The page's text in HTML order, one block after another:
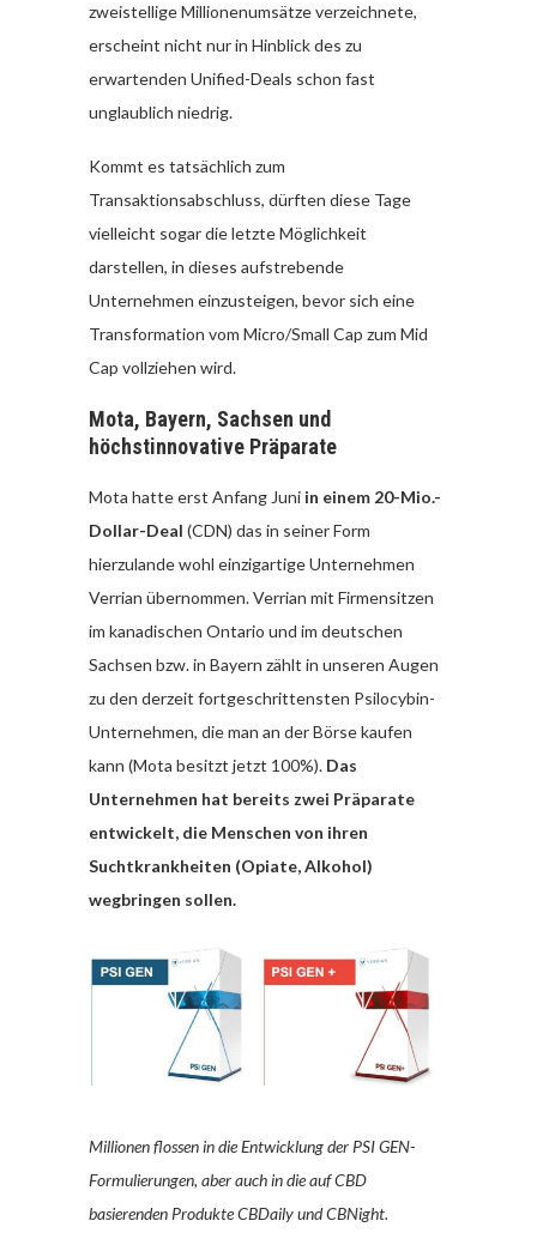
zweistellige Millionenumsätze verzeichnete,
erscheint nicht nur in Hinblick des zu
erwartenden Unified-Deals schon fast
unglaublich niedrig.
Kommt es tatsächlich zum
Transaktionsabschluss, dürften diese Tage
vielleicht sogar die letzte Möglichkeit
darstellen, in dieses aufstrebende
Unternehmen einzusteigen, bevor sich eine
Transformation vom Micro/Small Cap zum Mid
Cap vollziehen wird.
Mota, Bayern, Sachsen und
höchstinnovative Präparate
Mota hatte erst Anfang Juni in einem 20-Mio.-
Dollar-Deal (CDN) das in seiner Form
hierzulande wohl einzigartige Unternehmen
Verrian übernommen. Verrian mit Firmensitzen
im kanadischen Ontario und im deutschen
Sachsen bzw. in Bayern zählt in unseren Augen
zu den derzeit fortgeschrittensten Psilocybin-
Unternehmen, die man an der Börse kaufen
kann (Mota besitzt jetzt 100%). Das
Unternehmen hat bereits zwei Präparate
entwickelt, die Menschen von ihren
Suchtkrankheiten (Opiate, Alkohol)
wegbringen sollen.
Millionen flossen in die Entwicklung der PSI GEN-
Formulierungen, aber auch in die auf CBD
basierenden Produkte CBDaily und CBNight.